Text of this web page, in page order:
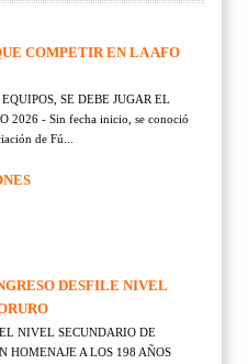
COMPETIR EN LA AFO
SE DEBE JUGAR EL
2026 - Sin fecha inicio, se conoció
de Fú...
DESFILE NIVEL
NIVEL SECUNDARIO DE
HOMENAJE A LOS 198 AÑOS